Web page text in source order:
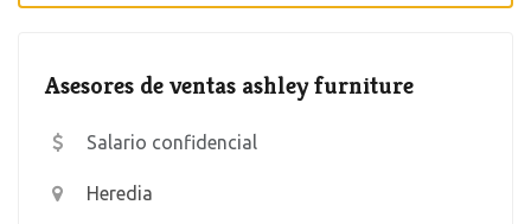
Asesores de ventas ashley furniture
Salario confidencial
Heredia